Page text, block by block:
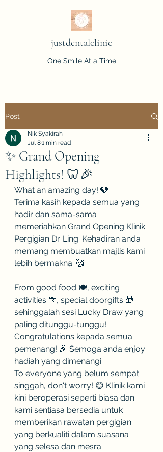
justdentalclinic
One Smile At a Time
Post
✨ Grand Opening
Highlights! 🦷🎉
Nik Syakirah
Jul 81 min read
What an amazing day! 🩵
Terima kasih kepada semua yang
hadir dan sama-sama
memeriahkan Grand Opening Klinik
Pergigian Dr. Ling. Kehadiran anda
memang membuatkan majlis kami
lebih bermakna. 🥰
From good food 🍽️, exciting
activities 🎊, special doorgifts 🎁
sehinggalah sesi Lucky Draw yang
paling ditunggu-tunggu!
Congratulations kepada semua
pemenang! 🎉 Semoga anda enjoy
hadiah yang dimenangi.
To everyone yang belum sempat
singgah, don't worry! 😊 Klinik kami
kini beroperasi seperti biasa dan
kami sentiasa bersedia untuk
memberikan rawatan pergigian
yang berkualiti dalam suasana
yang selesa dan mesra.